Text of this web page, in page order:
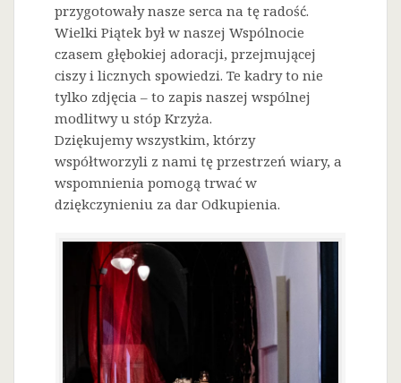
przygotowały nasze serca na tę radość.
Wielki Piątek był w naszej Wspólnocie
czasem głębokiej adoracji, przejmującej
ciszy i licznych spowiedzi. Te kadry to nie
tylko zdjęcia – to zapis naszej wspólnej
modlitwy u stóp Krzyża.
Dziękujemy wszystkim, którzy
współtworzyli z nami tę przestrzeń wiary, a
wspomnienia pomogą trwać w
dziękczynieniu za dar Odkupienia.